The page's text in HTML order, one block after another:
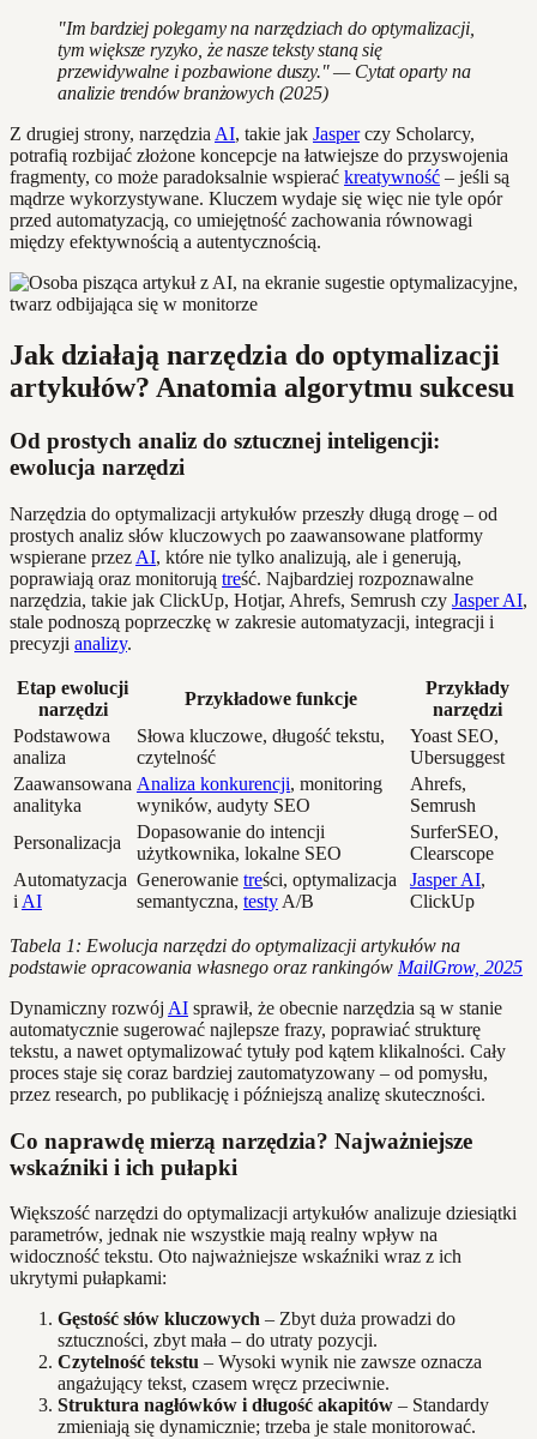
"Im bardziej polegamy na narzędziach do optymalizacji,
tym większe ryzyko, że nasze teksty staną się
przewidywalne i pozbawione duszy." — Cytat oparty na
analizie trendów branżowych (2025)
Z drugiej strony, narzędzia AI, takie jak Jasperczy Scholarcy,
potrafią rozbijać złożone koncepcje na łatwiejsze do przyswojenia
fragmenty, co może paradoksalnie wspierać kreatywność – jeśli są
mądrze wykorzystywane. Kluczem wydaje się więc nie tyle opór
przed automatyzacją, co umiejętność zachowania równowagi
między efektywnością a autentycznością.
Jak działają narzędzia do optymalizacji
artykułów? Anatomia algorytmu sukcesu
Od prostych analiz do sztucznej inteligencji:
ewolucja narzędzi
Narzędzia do optymalizacji artykułów przeszły długą drogę – od
prostych analiz słów kluczowych po zaawansowane platformy
wspierane przez AI, które nie tylko analizują, ale i generują,
poprawiają oraz monitorują treść. Najbardziej rozpoznawalne
narzędzia, takie jak ClickUp, Hotjar, Ahrefs, Semrush czy Jasper AI,
stale podnoszą poprzeczkę w zakresie automatyzacji, integracji i
precyzji analizy.
Etap ewolucji
narzędzi
Przykładowe funkcje
Przykłady
narzędzi
Podstawowa
analiza
Słowa kluczowe, długość tekstu,
czytelność
Yoast SEO,
Ubersuggest
Zaawansowana
analityka
Analiza konkurencji, monitoring
wyników, audyty SEO
Ahrefs,
Semrush
Personalizacja
Dopasowanie do intencji
użytkownika, lokalne SEO
SurferSEO,
Clearscope
Automatyzacja
i AI
Generowanie treści, optymalizacja
semantyczna, testy A/B
Jasper AI,
ClickUp
Tabela 1: Ewolucja narzędzi do optymalizacji artykułów na
podstawie opracowania własnego oraz rankingów MailGrow, 2025
Dynamiczny rozwój AI sprawił, że obecnie narzędzia są w stanie
automatycznie sugerować najlepsze frazy, poprawiać strukturę
tekstu, a nawet optymalizować tytuły pod kątem klikalności. Cały
proces staje się coraz bardziej zautomatyzowany – od pomysłu,
przez research, po publikację i późniejszą analizę skuteczności.
Co naprawdę mierzą narzędzia? Najważniejsze
wskaźniki i ich pułapki
Większość narzędzi do optymalizacji artykułów analizuje dziesiątki
parametrów, jednak nie wszystkie mają realny wpływ na
widoczność tekstu. Oto najważniejsze wskaźniki wraz z ich
ukrytymi pułapkami:
Gęstość słów kluczowych – Zbyt duża prowadzi do
sztuczności, zbyt mała – do utraty pozycji.
Czytelność tekstu – Wysoki wynik nie zawsze oznacza
angażujący tekst, czasem wręcz przeciwnie.
Struktura nagłówków i długość akapitów – Standardy
zmieniają się dynamicznie; trzeba je stale monitorować.